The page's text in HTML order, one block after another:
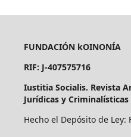
FUNDACIÓN kOINONÍA
RIF: J-407575716
Iustitia Socialis. Revista
Jurídicas y Criminalísticas
Hecho el Depósito de Ley: